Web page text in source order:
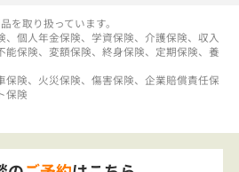
のご予約はこちら
で相談予約する